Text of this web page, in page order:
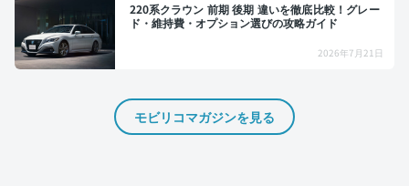
220系クラウン 前期 後期 違いを徹底比較！グレー
ド・維持費・オプション選びの攻略ガイド
2026年7月21日
モビリコマガジンを見る